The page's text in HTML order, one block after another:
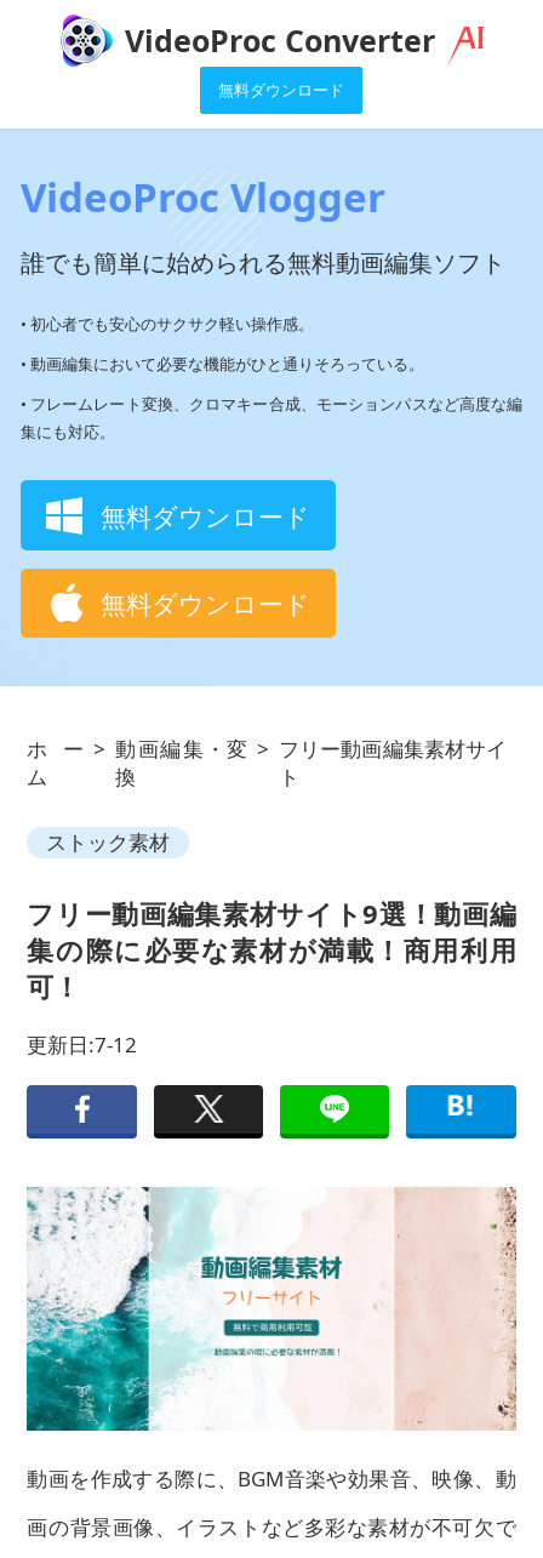
VideoProc Converter
無料ダウンロード
VideoProc Vlogger
誰でも簡単に始められる無料動画編集ソフト
• 初心者でも安心のサクサク軽い操作感。
• 動画編集において必要な機能がひと通りそろっている。
• フレームレート変換、クロマキー合成、モーションパスなど高度な編
集にも対応。
無料ダウンロード
無料ダウンロード
ホー
ム
> 動画編集・変
換
> フリー動画編集素材サイ
ト
ストック素材
フリー動画編集素材サイト9選！動画編
集の際に必要な素材が満載！商用利用
可！
更新日:7-12
動画を作成する際に、BGM音楽や効果音、映像、動
画の背景画像、イラストなど多彩な素材が不可欠で